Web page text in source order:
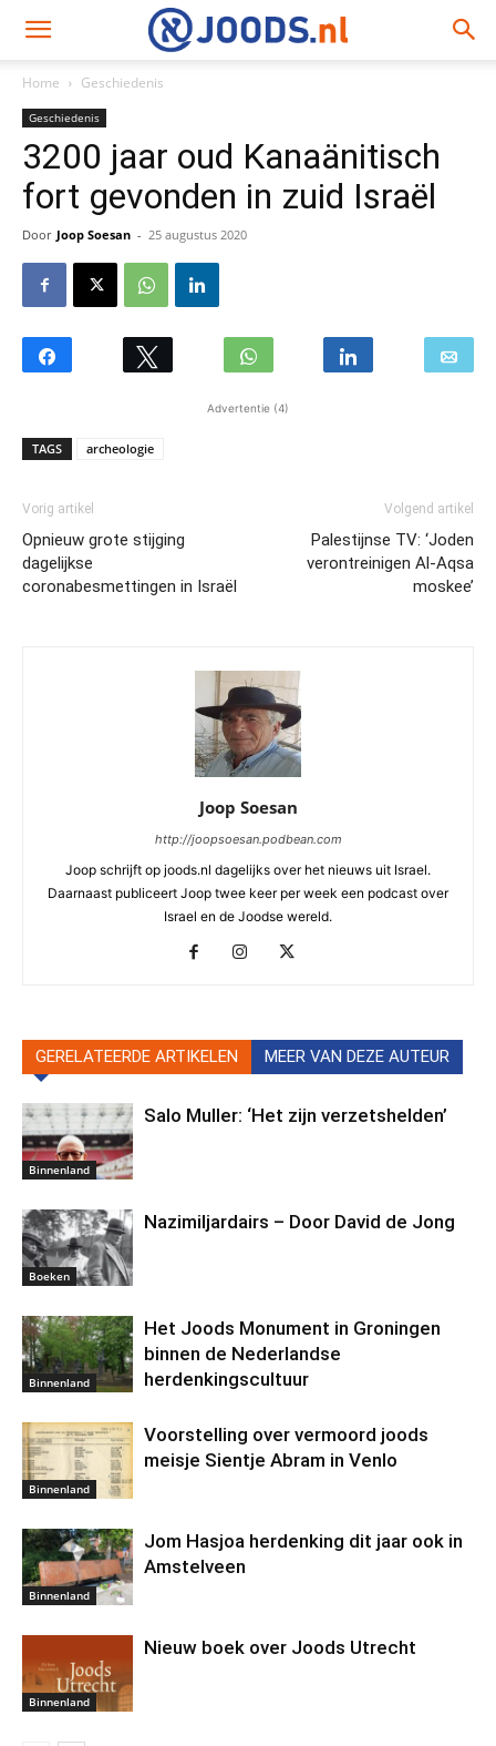
Home Geschiedenis
Geschiedenis
3200 jaar oud Kanaänitisch
fort gevonden in zuid Israël
Door Joop Soesan - 25 augustus 2020
Advertentie (4)
TAGS archeologie
Vorig artikel
Opnieuw grote stijging
dagelijkse
coronabesmettingen in Israël
Volgend artikel
Palestijnse TV: ‘Joden
verontreinigen Al-Aqsa
moskee’
Joop Soesan
http://joopsoesan.podbean.com
Joop schrijft op joods.nl dagelijks over het nieuws uit Israel.
Daarnaast publiceert Joop twee keer per week een podcast over
Israel en de Joodse wereld.
GERELATEERDE ARTIKELEN MEER VAN DEZE AUTEUR
Binnenland
Salo Muller: ‘Het zijn verzetshelden’
Boeken
Nazimiljardairs – Door David de Jong
Binnenland
Het Joods Monument in Groningen
binnen de Nederlandse
herdenkingscultuur
Binnenland
Voorstelling over vermoord joods
meisje Sientje Abram in Venlo
Binnenland
Jom Hasjoa herdenking dit jaar ook in
Amstelveen
Binnenland
Nieuw boek over Joods Utrecht